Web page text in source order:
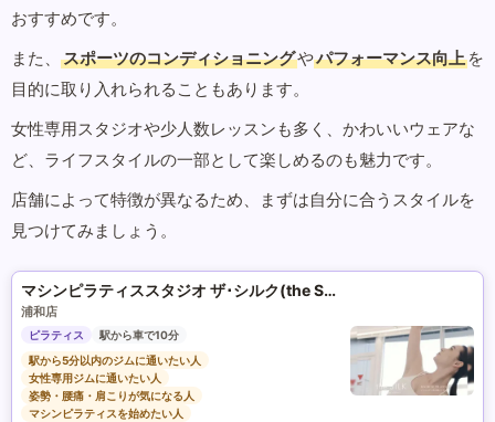
おすすめです。
また、
スポーツのコンディショニングやパフォーマンス向上 を
目的に取り入れられることもあります。
女性専用スタジオや少人数レッスンも多く、かわいいウェアな
ど、ライフスタイルの一部として楽しめるのも魅力です。
店舗によって特徴が異なるため、まずは自分に合うスタイルを
見つけてみましょう。
マシンピラティススタジオ ザ･シルク(the SILK)
浦和店
ピラティス
駅から車で10分
駅から5分以内のジムに通いたい人
女性専用ジムに通いたい人
姿勢・腰痛・肩こりが気になる人
マシンピラティスを始めたい人